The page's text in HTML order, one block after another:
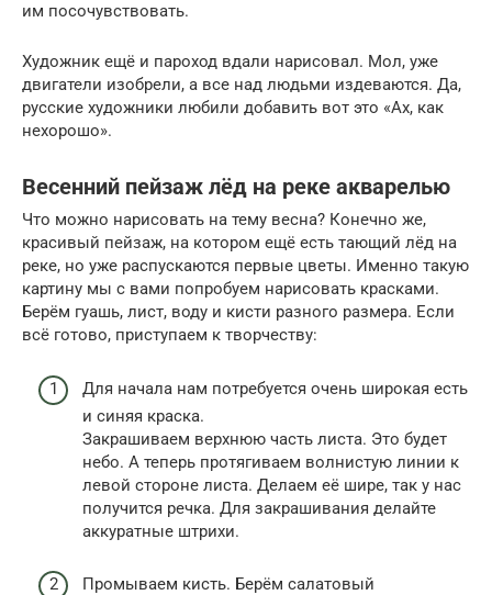
им посочувствовать.
Художник ещё и пароход вдали нарисовал. Мол, уже
двигатели изобрели, а все над людьми издеваются. Да,
русские художники любили добавить вот это «Ах, как
нехорошо».
Весенний пейзаж лёд на реке акварелью
Что можно нарисовать на тему весна? Конечно же,
красивый пейзаж, на котором ещё есть тающий лёд на
реке, но уже распускаются первые цветы. Именно такую
картину мы с вами попробуем нарисовать красками.
Берём гуашь, лист, воду и кисти разного размера. Если
всё готово, приступаем к творчеству:
Для начала нам потребуется очень широкая есть
и синяя краска.
Закрашиваем верхнюю часть листа. Это будет
небо. А теперь протягиваем волнистую линии к
левой стороне листа. Делаем её шире, так у нас
получится речка. Для закрашивания делайте
аккуратные штрихи.
Промываем кисть. Берём салатовый